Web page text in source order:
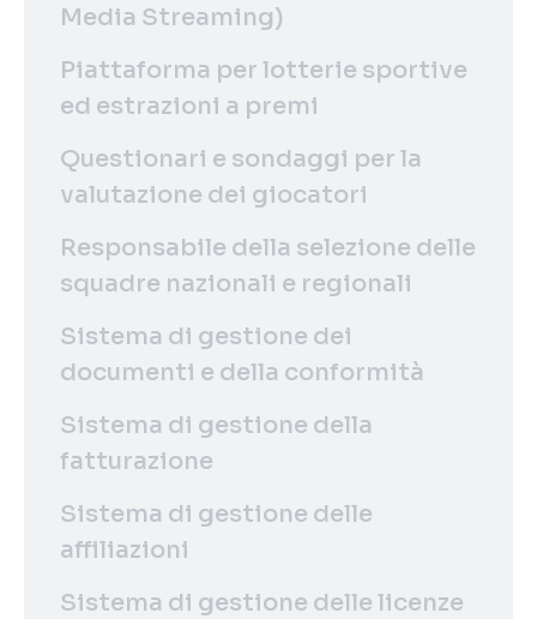
Media Streaming)
Piattaforma per lotterie sportive
ed estrazioni a premi
Questionari e sondaggi per la
valutazione dei giocatori
Responsabile della selezione delle
squadre nazionali e regionali
Sistema di gestione dei
documenti e della conformità
Sistema di gestione della
fatturazione
Sistema di gestione delle
affiliazioni
Sistema di gestione delle licenze